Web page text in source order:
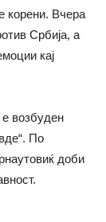
корени. Вчера
Србија, а
кај
возбуден
По
доби